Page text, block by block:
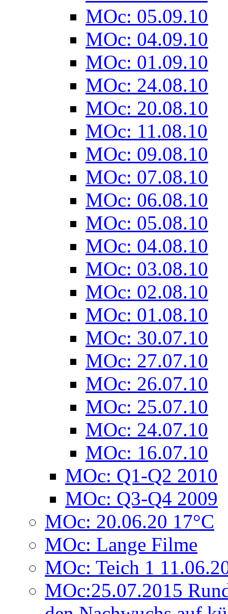
MOc: 05.09.10
MOc: 04.09.10
MOc: 01.09.10
MOc: 24.08.10
MOc: 20.08.10
MOc: 11.08.10
MOc: 09.08.10
MOc: 07.08.10
MOc: 06.08.10
MOc: 05.08.10
MOc: 04.08.10
MOc: 03.08.10
MOc: 02.08.10
MOc: 01.08.10
MOc: 30.07.10
MOc: 27.07.10
MOc: 26.07.10
MOc: 25.07.10
MOc: 24.07.10
MOc: 16.07.10
MOc: Q1-Q2 2010
MOc: Q3-Q4 2009
MOc: 20.06.20 17°C
MOc: Lange Filme
MOc: Teich 1
MOc:25.07.2015